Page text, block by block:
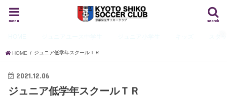
search
menu
HOME ジュニア低学年スクールＴＲ
2021.12.06
ジュニア低学年スクールＴＲ